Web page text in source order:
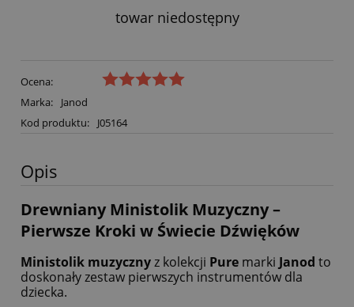
towar niedostępny
Ocena:
Marka:
Janod
Kod produktu:
J05164
Opis
Drewniany Ministolik Muzyczny –
Pierwsze Kroki w Świecie Dźwięków
Ministolik muzycznyz kolekcji Pure marki Janod to
doskonały zestaw pierwszych instrumentów dla
dziecka.